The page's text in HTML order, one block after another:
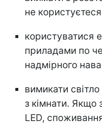
не
користуватися
приладами по
надмірного
вимикати
з кімнати. Якщо
LED,